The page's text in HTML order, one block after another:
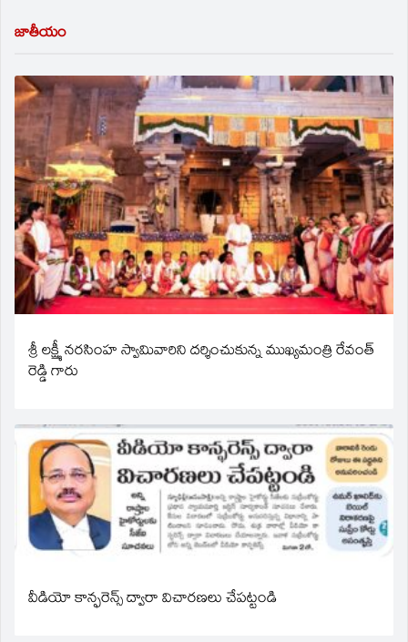
జాతీయం
శ్రీ లక్ష్మీ నరసింహ స్వామివారిని దర్శించుకున్న ముఖ్యమంత్రి రేవంత్
రెడ్డి గారు
వీడియో కాన్ఫరెన్స్ ద్వారా విచారణలు చేపట్టండి